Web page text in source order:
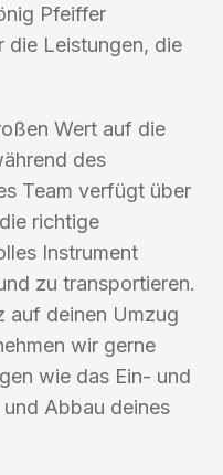
Pfeiffer
die Leistungen, die
Wert auf die
des
Team verfügt über
richtige
Instrument
zu transportieren.
auf deinen Umzug
wir gerne
wie das Ein- und
Abbau deines